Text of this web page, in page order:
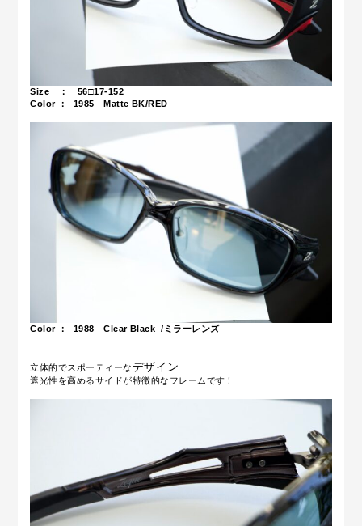
Size ： 56□17-152
Color ： 1985 Matte BK/RED
Color ： 1988 Clear Black /ミラーレンズ
立体的でスポーティーなデザイン
遮光性を高めるサイドが特徴的なフレームです！